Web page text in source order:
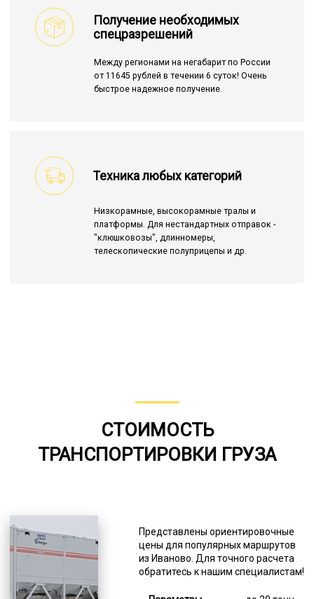
Получение необходимых
спецразрешений
Между регионами на негабарит по России
от 11645 рублей в течении 6 суток! Очень
быстрое надежное получение.
Техника любых категорий
Низкорамные, высокорамные тралы и
платформы. Для нестандартных отправок -
"клюшковозы", длинномеры,
телескопические полуприцепы и др.
СТОИМОСТЬ
ТРАНСПОРТИРОВКИ ГРУЗА
Представлены ориентировочные
цены для популярных маршрутов
из Иваново. Для точного расчета
обратитесь к нашим специалистам!